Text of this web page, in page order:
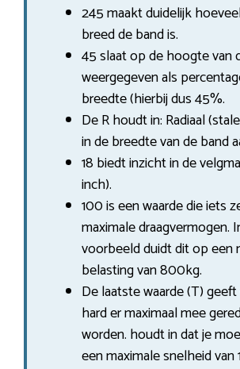
245 maakt duidelijk
breed de band is.
45 slaat op de hoogte van
weergegeven als
breedte (hierbij dus 45%.
De R houdt in: Radiaal
in de breedte van de band
18 biedt inzicht in de
inch).
100 is een waarde die iets
maximale draagvermogen.
voorbeeld duidt dit op een
belasting van 800kg.
De laatste waarde (T)
hard er maximaal mee
worden. houdt in dat je
een maximale snelheid